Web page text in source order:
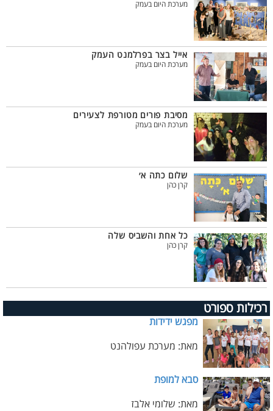
מערכת היום בעמק
אייל בצר בפרלמנט העמק
מערכת היום בעמק
מסיבת פורים מטורפת לצעירים
מערכת היום בעמק
שלום כתה א׳
קרן כהן
כל אחת והשביס שלה
קרן כהן
רכילות ספורט
מפגש ידידות
מאת: מערכת עפולהנט
סבא למופת
מאת: שלומי אלבז